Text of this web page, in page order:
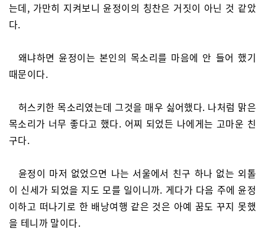
는데, 가만히 지켜보니 윤정이의 칭찬은 거짓이 아닌 것 같았
다.
왜냐하면 윤정이는 본인의 목소리를 마음에 안 들어 했기
때문이다.
허스키한 목소리였는데 그것을 매우 싫어했다. 나처럼 맑은
목소리가 너무 좋다고 했다. 어찌 되었든 나에게는 고마운 친
구다.
윤정이 마저 없었으면 나는 서울에서 친구 하나 없는 외톨
이 신세가 되었을 지도 모를 일이니까. 게다가 다음 주에 윤정
이하고 떠나기로 한 배낭여행 같은 것은 아예 꿈도 꾸지 못했
을 테니까 말이다.